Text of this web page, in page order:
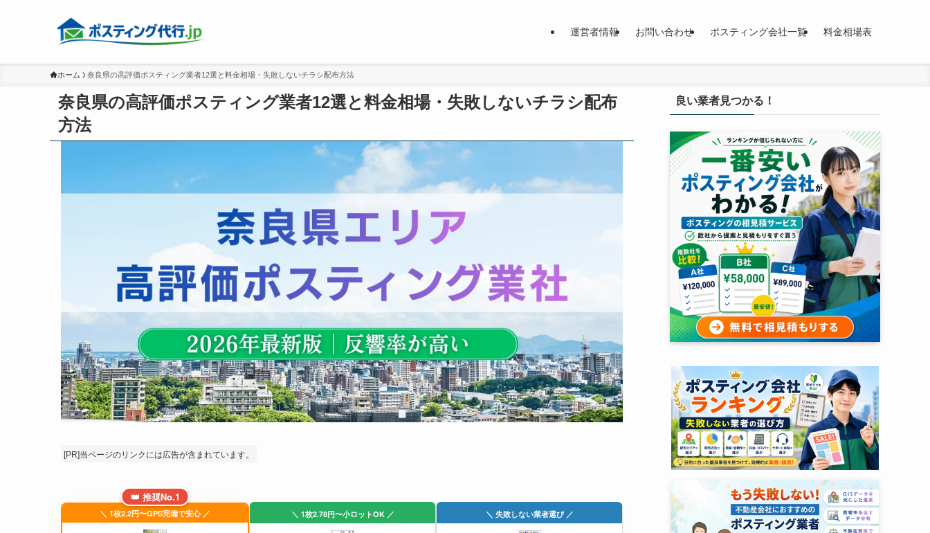
運営者情報 お問い合わせ ポスティング会社一覧 料金相場表
ホーム 奈良県の高評価ポスティング業者12選と料金相場・失敗しないチラシ配布方法
奈良県の高評価ポスティング業者12選と料金相場・失敗しないチラシ配布
方法
[PR]当ページのリンクには広告が含まれています。
👑 推奨No.1
＼ 1枚2.2円〜GPS完備で安心 ／ ＼ 1枚2.78円〜小ロットOK ／ ＼ 失敗しない業者選び ／
良い業者見つかる！